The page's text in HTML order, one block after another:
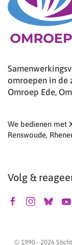
omroepen in de
Omroep Ede,
We bedienen met
Renswoude,
Volg &
© 1990 - 2026